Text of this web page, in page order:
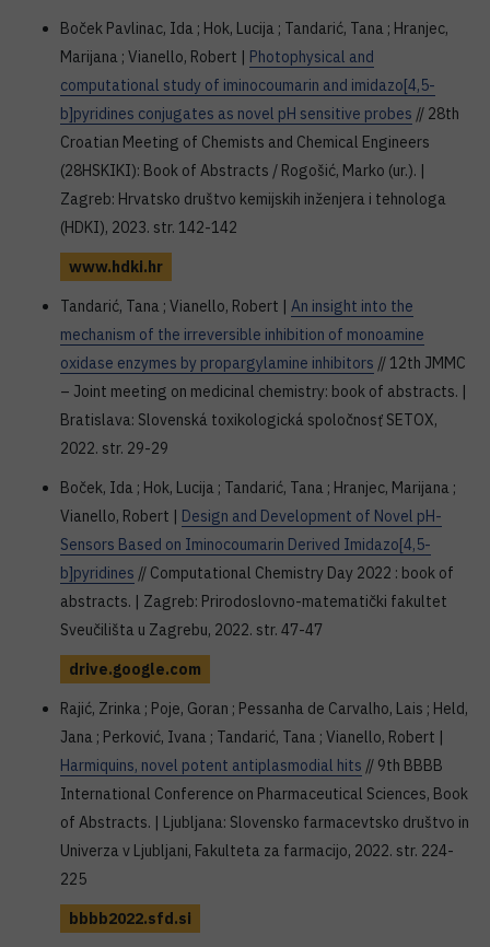
Boček Pavlinac, Ida ; Hok, Lucija ; Tandarić, Tana ; Hranjec,
Marijana ; Vianello, Robert | Photophysical and
computational study of iminocoumarin and imidazo[4,5-
b]pyridines conjugates as novel pH sensitive probes // 28th
Croatian Meeting of Chemists and Chemical Engineers
(28HSKIKI): Book of Abstracts / Rogošić, Marko (ur.). |
Zagreb: Hrvatsko društvo kemijskih inženjera i tehnologa
(HDKI), 2023. str. 142-142
www.hdki.hr
Tandarić, Tana ; Vianello, Robert | An insight into the
mechanism of the irreversible inhibition of monoamine
oxidase enzymes by propargylamine inhibitors // 12th JMMC
– Joint meeting on medicinal chemistry: book of abstracts. |
Bratislava: Slovenská toxikologická spoločnosť SETOX,
2022. str. 29-29
Boček, Ida ; Hok, Lucija ; Tandarić, Tana ; Hranjec, Marijana ;
Vianello, Robert | Design and Development of Novel pH-
Sensors Based on Iminocoumarin Derived Imidazo[4,5-
b]pyridines // Computational Chemistry Day 2022 : book of
abstracts. | Zagreb: Prirodoslovno-matematički fakultet
Sveučilišta u Zagrebu, 2022. str. 47-47
drive.google.com
Rajić, Zrinka ; Poje, Goran ; Pessanha de Carvalho, Lais ; Held,
Jana ; Perković, Ivana ; Tandarić, Tana ; Vianello, Robert |
Harmiquins, novel potent antiplasmodial hits // 9th BBBB
International Conference on Pharmaceutical Sciences, Book
of Abstracts. | Ljubljana: Slovensko farmacevtsko društvo in
Univerza v Ljubljani, Fakulteta za farmacijo, 2022. str. 224-
225
bbbb2022.sfd.si